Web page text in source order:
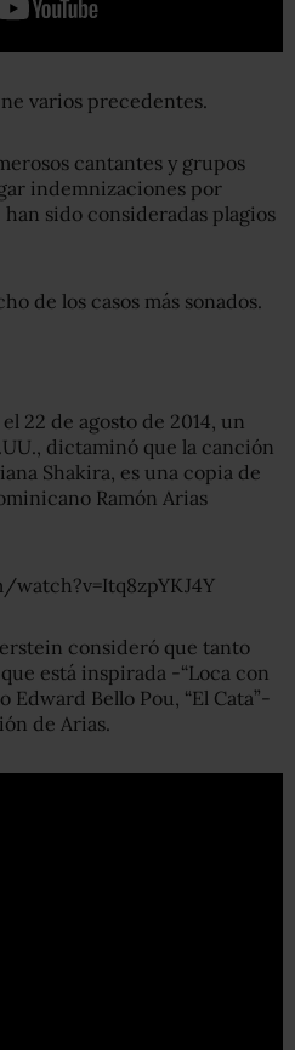
varios precedentes.
cantantes y grupos
indemnizaciones por
sido consideradas plagios
de los casos más sonados.
22 de agosto de 2014, un
dictaminó que la canción
Shakira, es una copia de
Ramón Arias
consideró que tanto
está inspirada -“Loca con
Edward Bello Pou, “El Cata”-
de Arias.